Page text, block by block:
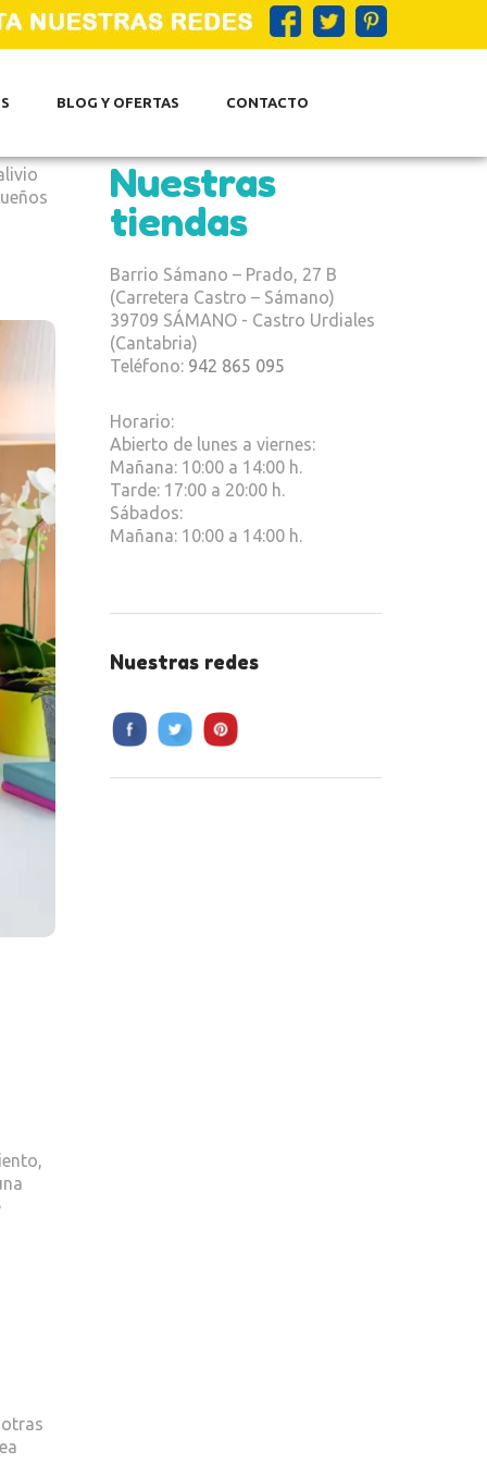
BLOG Y OFERTAS CONTACTO
Nuestras
tiendas
Barrio Sámano – Prado, 27 B
(Carretera Castro – Sámano)
39709 SÁMANO - Castro Urdiales
(Cantabria)
Teléfono: 942 865 095
Horario:
Abierto de lunes a viernes:
Mañana: 10:00 a 14:00 h.
Tarde: 17:00 a 20:00 h.
Sábados:
Mañana: 10:00 a 14:00 h.
Nuestras redes